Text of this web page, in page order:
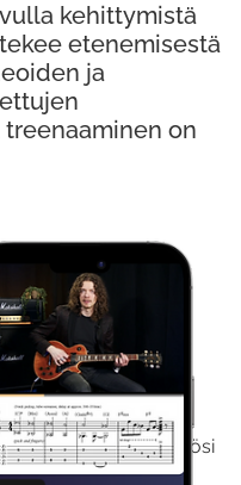
sisältömme käyttöösi
kehittymistä
etenemisestä
ja
on